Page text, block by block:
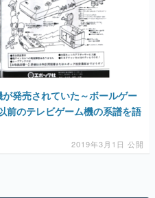
発売されていた～ボールゲー
前のテレビゲーム機の系譜を語
2019年3月1日 公開